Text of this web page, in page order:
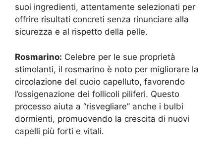
suoi ingredienti, attentamente selezionati per
offrire risultati concreti senza rinunciare alla
sicurezza e al rispetto della pelle.
Rosmarino: Celebre per le sue proprietà
stimolanti, il rosmarino è noto per migliorare la
circolazione del cuoio capelluto, favorendo
l’ossigenazione dei follicoli piliferi. Questo
processo aiuta a “risvegliare” anche i bulbi
dormienti, promuovendo la crescita di nuovi
capelli più forti e vitali.